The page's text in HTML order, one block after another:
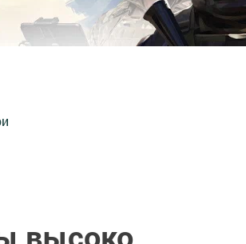
высоко